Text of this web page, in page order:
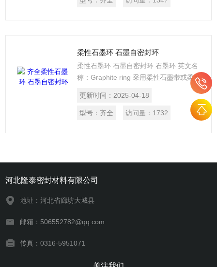
柔性石墨环 石墨自密封环
柔性石墨环 石墨自密封环 石墨环 英文名
称：Graphite ring 采用柔性石墨带或柔性
石墨编制填料，经模压制成不同尺寸的环
状产品。 适应于热水、高温、高压蒸汽、
热交换液、氮气、有机溶剂、碳氢化合
更新时间： 2025-04-18
型号： 齐全 访问量： 1732
河北隆泰密封材料有限公司
地址：河北省廊坊大城县
邮箱：506552782@qq.com
传真：0316-5951071